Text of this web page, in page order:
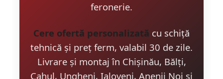
feronerie.
Cere ofertă personalizată cu schiță
tehnică și preț ferm, valabil 30 de zile.
Livrare și montaj în Chișinău, Bălți,
Cahul, Ungheni, Ialoveni, Anenii Noi și